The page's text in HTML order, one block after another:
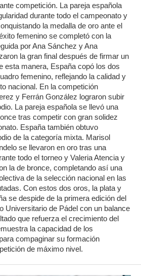
competición. La pareja española
durante todo el campeonato y
la medalla de oro ante el
femenino se completó con la
por Ana Sánchez y Ana
la gran final después de firmar un
esta manera, España copó los dos
femenino, reflejando la calidad y
nacional. En la competición
y Ferrán González lograron subir
La pareja española se llevó una
tras competir con gran solidez
España también obtuvo
de la categoría mixta. Marisol
se llevaron en oro tras una
todo el torneo y Valeria Atencia y
la de bronce, completando así una
de la selección nacional en las
Con estos dos oros, la plata y
se despide de la primera edición del
Universitario de Pádel con un balance
que refuerza el crecimiento del
la capacidad de los
compaginar su formación
de máximo nivel.